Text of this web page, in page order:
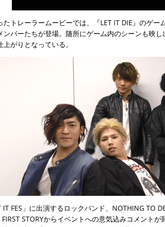
たトレーラームービーでは、『LET IT DIE』のゲー
ンバーたちが登場。随所にゲーム内のシーンも映
上がりとなっている。
IT FES」に出演するロックバンド、NOTHING TO
STORYからイベントへの意気込みコメント